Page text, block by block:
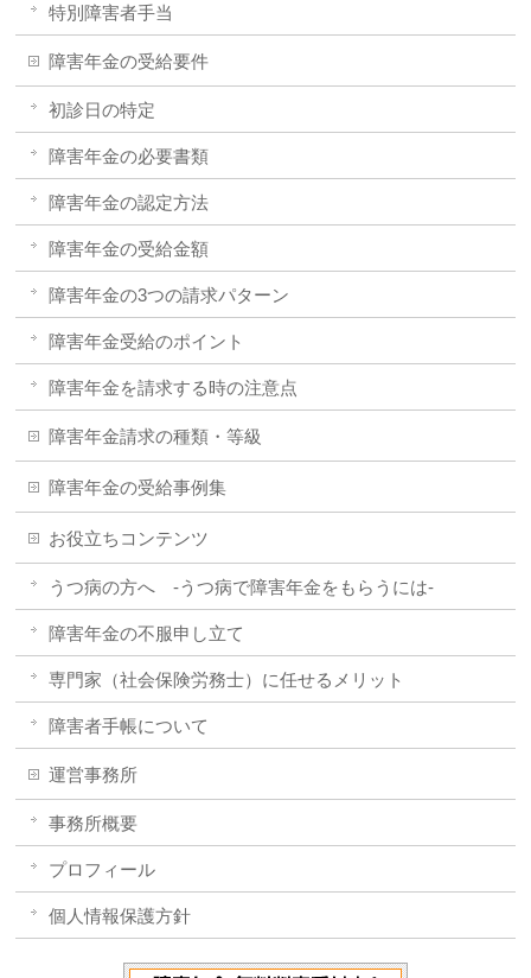
特別障害者手当
障害年金の受給要件
初診日の特定
障害年金の必要書類
障害年金の認定方法
障害年金の受給金額
障害年金の3つの請求パターン
障害年金受給のポイント
障害年金を請求する時の注意点
障害年金請求の種類・等級
障害年金の受給事例集
お役立ちコンテンツ
うつ病の方へ -うつ病で障害年金をもらうには-
障害年金の不服申し立て
専門家（社会保険労務士）に任せるメリット
障害者手帳について
運営事務所
事務所概要
プロフィール
個人情報保護方針